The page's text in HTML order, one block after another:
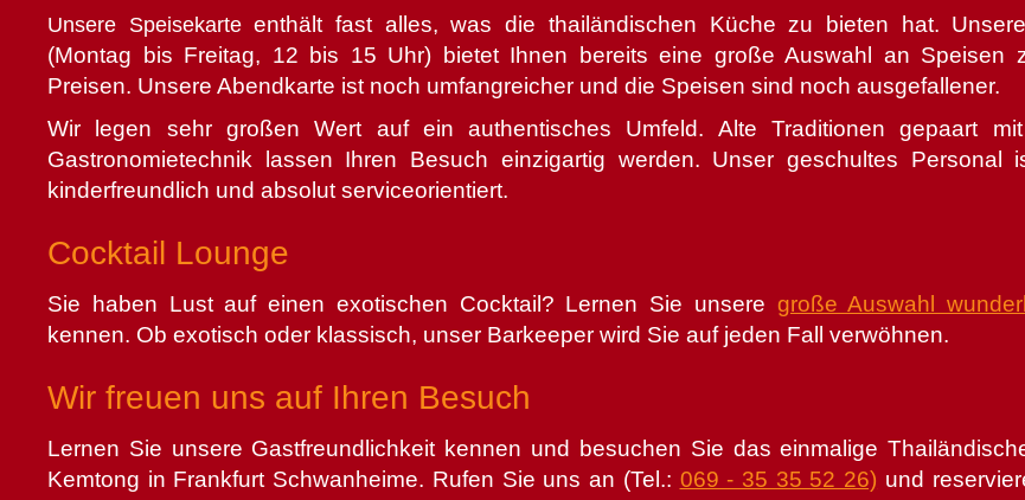
Unsere Speisekarteenthält fast alles, was die thailändischen Küche zu bieten hat.
(Montag bis Freitag, 12 bis 15 Uhr) bietet Ihnen bereits eine große Auswahl an Speisen
Preisen. Unsere Abendkarte ist noch umfangreicher und die Speisen sind noch ausgefallener.
Wir legen sehr großen Wert auf ein authentisches Umfeld. Alte Traditionen gepaart mit
Gastronomietechnik lassen Ihren Besuch einzigartig werden. Unser geschultes Personal
kinderfreundlich und absolut serviceorientiert.
Cocktail Lounge
Sie haben Lust auf einen exotischen Cocktail? Lernen Sie unsere große Auswahl
kennen. Ob exotisch oder klassisch, unser Barkeeper wird Sie auf jeden Fall verwöhnen.
Wir freuen uns auf Ihren Besuch
Lernen Sie unsere Gastfreundlichkeit kennen und besuchen Sie das einmalige
Kemtong in Frankfurt Schwanheime. Rufen Sie uns an (Tel.: 069 - 35 35 52 26) und